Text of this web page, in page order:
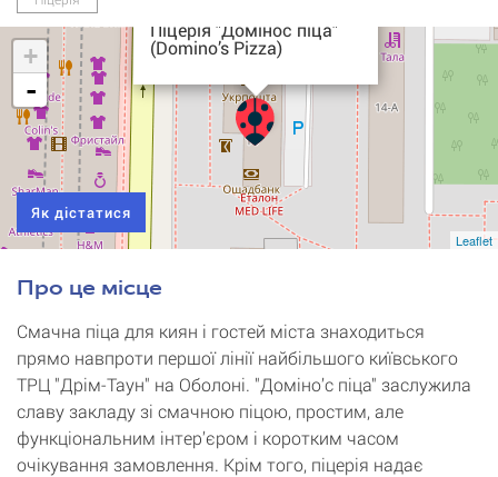
Піцерія "Домінос піца"
(Domino’s Pizza)
+
-
Leaflet
Як дістатися
Про це місце
Смачна піца для киян і гостей міста знаходиться
прямо навпроти першої лінії найбільшого київського
ТРЦ "Дрім-Таун" на Оболоні. "Доміно’с піца" заслужила
славу закладу зі смачною піцою, простим, але
функціональним інтер’єром і коротким часом
очікування замовлення. Крім того, піцерія надає